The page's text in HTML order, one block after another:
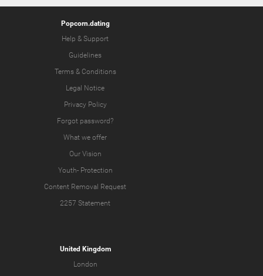
Popcorn.dating
Help & Support
Guidelines
Terms & Conditions
Legal Notice
Privacy Policy
Forgot password?
What we offer
Our Vision
Youth- Protection
Content Removal Request
2257 Statement
United Kingdom
London